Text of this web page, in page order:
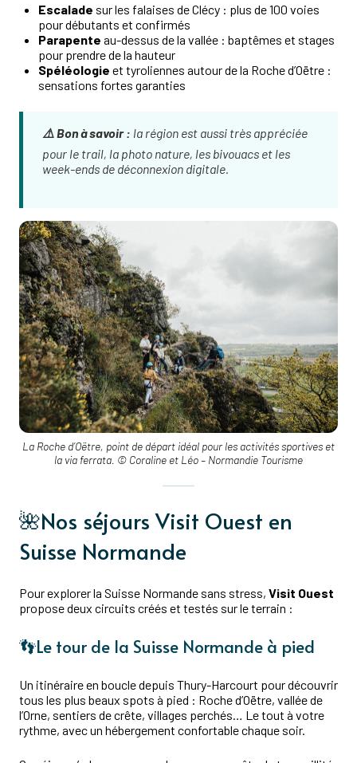
Escalade sur les falaises de Clécy : plus de 100 voies
pour débutants et confirmés
Parapente au-dessus de la vallée : baptêmes et stages
pour prendre de la hauteur
Spéléologie et tyroliennes autour de la Roche d’Oëtre :
sensations fortes garanties
⚠️ Bon à savoir : la région est aussi très appréciée
pour le trail, la photo nature, les bivouacs et les
week-ends de déconnexion digitale.
La Roche d’Oëtre, point de départ idéal pour les activités sportives et
la via ferrata. © Coraline et Léo – Normandie Tourisme
🌺Nos séjours Visit Ouest en
Suisse Normande
Pour explorer la Suisse Normande sans stress, Visit Ouest
propose deux circuits créés et testés sur le terrain :
👣Le tour de la Suisse Normande à pied
Un itinéraire en boucle depuis Thury-Harcourt pour découvrir
tous les plus beaux spots à pied : Roche d’Oëtre, vallée de
l’Orne, sentiers de crête, villages perchés… Le tout à votre
rythme, avec un hébergement confortable chaque soir.